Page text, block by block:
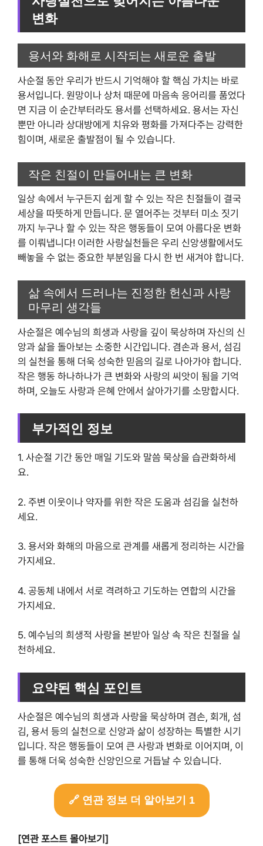
변화
용서와 화해로 시작되는 새로운 출발
사순절 동안 우리가 반드시 기억해야 할 핵심 가치는 바로
용서입니다. 원망이나 상처 때문에 마음속 응어리를 품었다
면 지금 이 순간부터라도 용서를 선택하세요. 용서는 자신
뿐만 아니라 상대방에게 치유와 평화를 가져다주는 강력한
힘이며, 새로운 출발점이 될 수 있습니다.
작은 친절이 만들어내는 큰 변화
일상 속에서 누구든지 쉽게 할 수 있는 작은 친절들이 결국
세상을 따뜻하게 만듭니다. 문 열어주는 것부터 미소 짓기
까지 누구나 할 수 있는 작은 행동들이 모여 아름다운 변화
를 이뤄냅니다! 이러한 사랑실천들은 우리 신앙생활에서도
빼놓을 수 없는 중요한 부분임을 다시 한 번 새겨야 합니다.
삶 속에서 드러나는 진정한 헌신과 사랑
마무리 생각들
사순절은 예수님의 희생과 사랑을 깊이 묵상하며 자신의 신
앙과 삶을 돌아보는 소중한 시간입니다. 겸손과 용서, 섬김
의 실천을 통해 더욱 성숙한 믿음의 길로 나아가야 합니다.
작은 행동 하나하나가 큰 변화와 사랑의 씨앗이 됨을 기억
하며, 오늘도 사랑과 은혜 안에서 살아가기를 소망합시다.
부가적인 정보
1. 사순절 기간 동안 매일 기도와 말씀 묵상을 습관화하세
요.
2. 주변 이웃이나 약자를 위한 작은 도움과 섬김을 실천하
세요.
3. 용서와 화해의 마음으로 관계를 새롭게 정리하는 시간을
가지세요.
4. 공동체 내에서 서로 격려하고 기도하는 연합의 시간을
가지세요.
5. 예수님의 희생적 사랑을 본받아 일상 속 작은 친절을 실
천하세요.
요약된 핵심 포인트
사순절은 예수님의 희생과 사랑을 묵상하며 겸손, 회개, 섬
김, 용서 등의 실천으로 신앙과 삶이 성장하는 특별한 시기
입니다. 작은 행동들이 모여 큰 사랑과 변화로 이어지며, 이
를 통해 더욱 성숙한 신앙인으로 거듭날 수 있습니다.
🔗 연관 정보 더 알아보기 1
[연관 포스트 몰아보기]